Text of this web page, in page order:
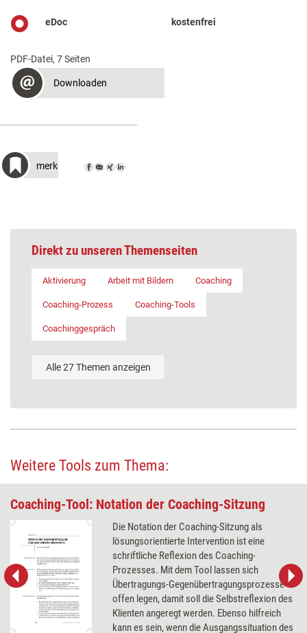
eDoc kostenfrei
PDF-Datei, 7 Seiten
Downloaden
merken
Direkt zu unseren Themenseiten
Aktivierung Arbeit mit Bildern Coaching
Coaching-Prozess Coaching-Tools
Coachinggespräch
Alle 27 Themen anzeigen
Weitere Tools zum Thema:
Coaching-Tool: Notation der Coaching-Sitzung
Die Notation der Coaching-Sitzung als
lösungsorientierte Intervention ist eine
schriftliche Reflexion des Coaching-
Prozesses. Mit dem Tool lassen sich
Übertragungs-Gegenübertragungsprozesse
offen legen, damit soll die Selbstreflexion des
Klienten angeregt werden. Ebenso hilfreich
kann es sein, wenn die Ausgangssituation des